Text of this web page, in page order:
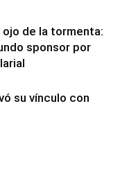
ojo de la tormenta:
sponsor por
su vínculo con